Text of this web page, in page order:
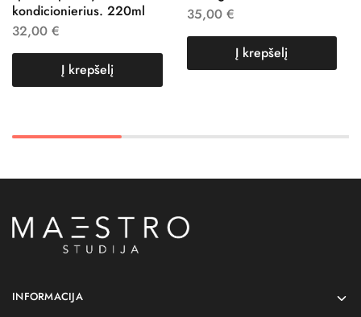
kondicionierius. 220ml
32,00 €
Į krepšelį
35,00 €
Į krepšelį
INFORMACIJA